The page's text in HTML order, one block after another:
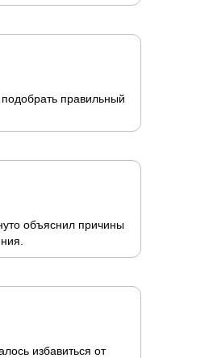
правильный
объяснил причины
избавиться от